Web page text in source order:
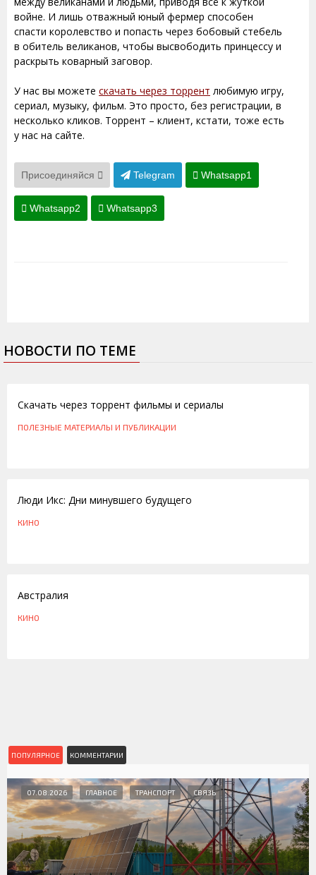
войне. И лишь отважный юный фермер способен
спасти королевство и попасть через бобовый стебель
в обитель великанов, чтобы высвободить принцессу и
раскрыть коварный заговор.
У нас вы можете скачать через торрент любимую игру,
сериал, музыку, фильм. Это просто, без регистрации, в
несколько кликов. Торрент – клиент, кстати, тоже есть
у нас на сайте.
Присоединяйся Telegram Whatsapp1
Whatsapp2 Whatsapp3
НОВОСТИ ПО ТЕМЕ
Скачать через торрент фильмы и сериалы
ПОЛЕЗНЫЕ МАТЕРИАЛЫ И ПУБЛИКАЦИИ
Люди Икс: Дни минувшего будущего
КИНО
Австралия
КИНО
ПОПУЛЯРНОЕ КОММЕНТАРИИ
07.08.2026 ГЛАВНОЕ ТРАНСПОРТ СВЯЗЬ